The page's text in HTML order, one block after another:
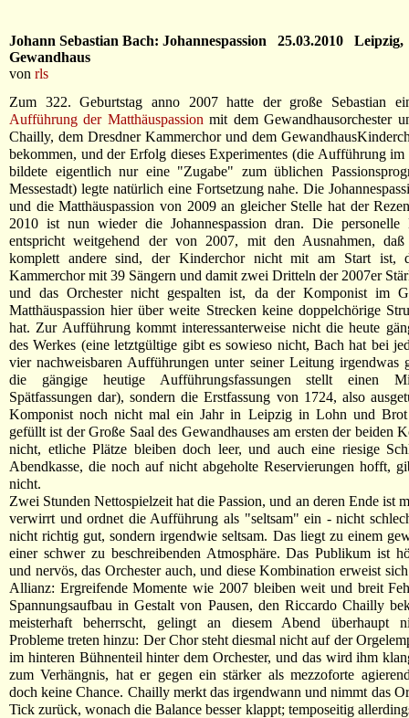
Johann Sebastian Bach: Johannespassion 25.03.2010 Leipzig,
Gewandhaus
von rls
Zum 322. Geburtstag anno 2007 hatte der große Sebastian
Aufführung der Matthäuspassion mit dem Gewandhausorchester
Chailly, dem Dresdner Kammerchor und dem
bekommen, und der Erfolg dieses Experimentes (die Aufführung im
bildete eigentlich nur eine "Zugabe" zum üblichen
Messestadt) legte natürlich eine Fortsetzung nahe. Die
und die Matthäuspassion von 2009 an gleicher Stelle hat der
2010 ist nun wieder die Johannespassion dran. Die personelle
entspricht weitgehend der von 2007, mit den Ausnahmen,
komplett andere sind, der Kinderchor nicht mit am Start ist,
Kammerchor mit 39 Sängern und damit zwei Dritteln der 2007er
und das Orchester nicht gespalten ist, da der Komponist im
Matthäuspassion hier über weite Strecken keine doppelchörige
hat. Zur Aufführung kommt interessanterweise nicht die heute
des Werkes (eine letztgültige gibt es sowieso nicht, Bach hat bei
vier nachweisbaren Aufführungen unter seiner Leitung irgendwas
die gängige heutige Aufführungsfassungen stellt einen
Spätfassungen dar), sondern die Erstfassung von 1724, also
Komponist noch nicht mal ein Jahr in Leipzig in Lohn und Brot
gefüllt ist der Große Saal des Gewandhauses am ersten der beiden
nicht, etliche Plätze bleiben doch leer, und auch eine riesige
Abendkasse, die noch auf nicht abgeholte Reservierungen hofft,
nicht.
Zwei Stunden Nettospielzeit hat die Passion, und an deren Ende ist
verwirrt und ordnet die Aufführung als "seltsam" ein - nicht
nicht richtig gut, sondern irgendwie seltsam. Das liegt zu einem
einer schwer zu beschreibenden Atmosphäre. Das Publikum ist
und nervös, das Orchester auch, und diese Kombination erweist
Allianz: Ergreifende Momente wie 2007 bleiben weit und breit
Spannungsaufbau in Gestalt von Pausen, den Riccardo Chailly
meisterhaft beherrscht, gelingt an diesem Abend überhaupt
Probleme treten hinzu: Der Chor steht diesmal nicht auf der
im hinteren Bühnenteil hinter dem Orchester, und das wird ihm
zum Verhängnis, hat er gegen ein stärker als mezzoforte
doch keine Chance. Chailly merkt das irgendwann und nimmt das
Tick zurück, wonach die Balance besser klappt; temposeitig